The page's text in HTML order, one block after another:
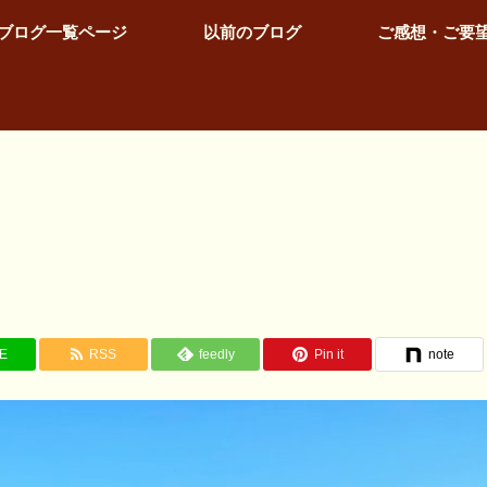
ログ一覧ページ 以前のブログ ご感想・ご要
RSS feedly Pin it note